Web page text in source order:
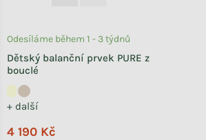
Dětský balanční prvek PURE z
bouclé
+ další
Odesíláme během 1 - 3 týdnů
4 190 Kč